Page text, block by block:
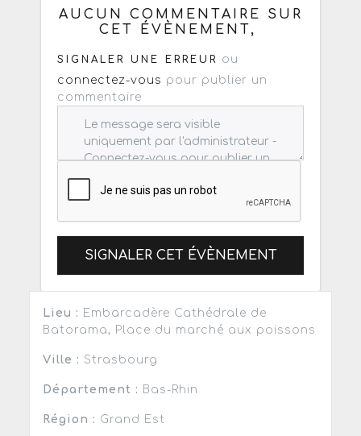
AUCUN COMMENTAIRE SUR
CET ÉVÈNEMENT,
SIGNALER UNE ERREUR ou
connectez-vous pour publier un
commentaire
SIGNALER CET ÉVÈNEMENT
Lieu : Embarcadère Cathédrale de
Batorama, Place du marché aux poissons
Ville : Strasbourg
Département : Bas-Rhin
Région : Grand Est